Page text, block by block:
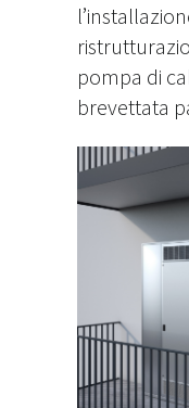
pompa di
brevettata